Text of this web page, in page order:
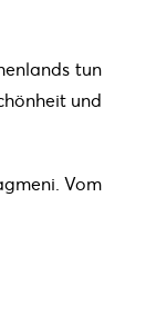
tun
und
Vom